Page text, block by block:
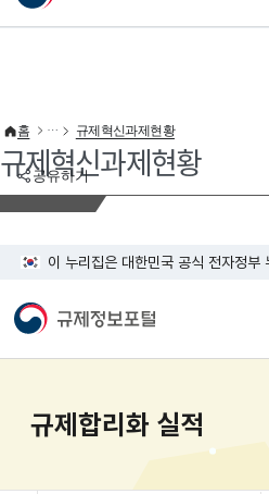
이 누리집은 대한민국 공식 전자정부 누리집입니다.
공유하기
홈 규제혁신과제현황
규제혁신과제현황